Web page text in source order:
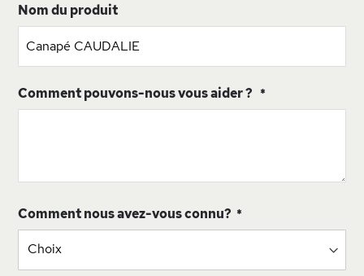
Nom du produit
Comment pouvons-nous vous aider ?
Comment nous avez-vous connu?